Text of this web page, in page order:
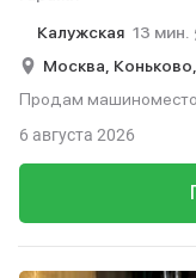
Калужская 13 мин.
Москва, Коньково,
Продам
6 августа 2026